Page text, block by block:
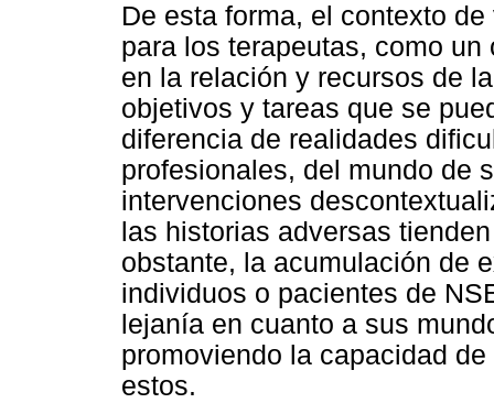
De esta forma, el contexto
para los terapeutas, como
en la relación y recursos de
objetivos y tareas que se
diferencia de realidades
profesionales, del mundo de
intervenciones
las historias adversas
obstante, la acumulación de
individuos o pacientes de
lejanía en cuanto a sus
promoviendo la capacidad
estos.